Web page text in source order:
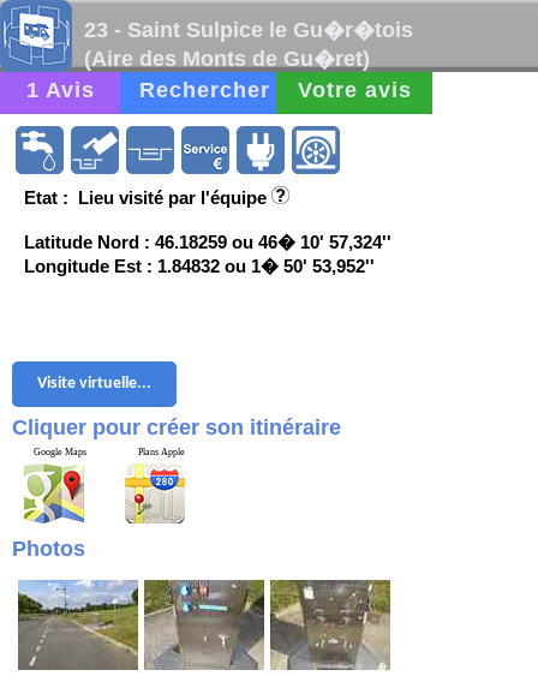
23 - Saint Sulpice le Gu�r�tois
(Aire des Monts de Gu�ret)
1 Avis
Rechercher Votre avis
Etat : Lieu visité par l'équipe
Latitude Nord : 46.18259 ou 46� 10' 57,324''
Longitude Est : 1.84832 ou 1� 50' 53,952''
Visite virtuelle...
Cliquer pour créer son itinéraire
Google Maps Plans Apple
Photos